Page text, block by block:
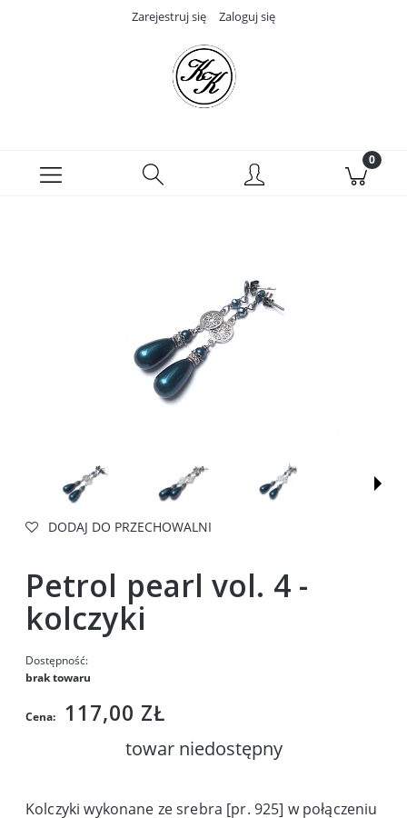
Zarejestruj się Zaloguj się
DODAJ DO PRZECHOWALNI
Petrol pearl vol. 4 -
kolczyki
Dostępność:
brak towaru
Cena: 117,00 ZŁ
towar niedostępny
Kolczyki wykonane ze srebra [pr. 925] w połączeniu